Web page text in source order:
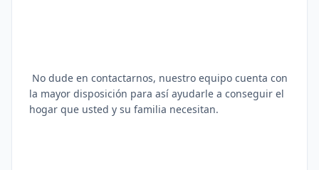
No dude en contactarnos, nuestro equipo cuenta con
la mayor disposición para así ayudarle a conseguir el
hogar que usted y su familia necesitan.